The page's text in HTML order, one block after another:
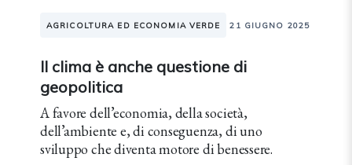
AGRICOLTURA ED ECONOMIA VERDE 21 GIUGNO 2025
Il clima è anche questione di
geopolitica
A favore dell’economia, della società,
dell’ambiente e, di conseguenza, di uno
sviluppo che diventa motore di benessere.